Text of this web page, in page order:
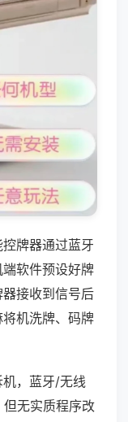
牌器通过蓝牙
软件预设好牌
接收到信号后
机洗牌、码牌
，蓝牙/无线
无实质程序改